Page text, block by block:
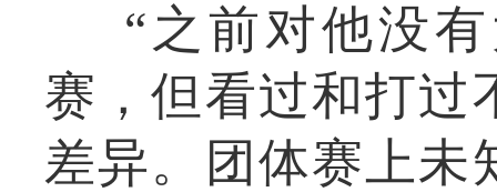
“之前对他没
赛，但看过和打过
差异。团体赛上未